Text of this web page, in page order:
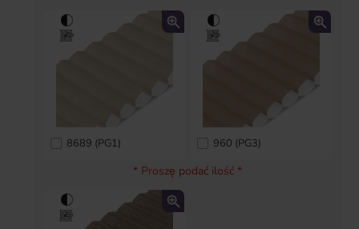
8689 (PG1) 960 (PG3)
* Proszę podać ilość *